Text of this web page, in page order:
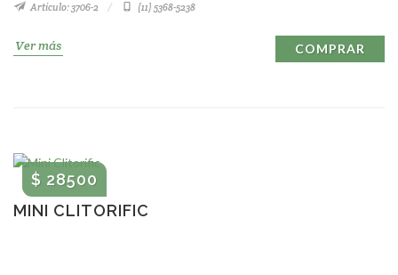
Artículo: 3706-2 (11) 5368-5238
Ver más COMPRAR
MINI CLITORIFIC
$ 28500